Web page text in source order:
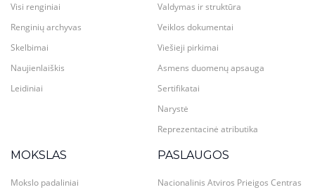
Visi renginiai
Renginių archyvas
Skelbimai
Naujienlaiškis
Leidiniai
Valdymas ir struktūra
Veiklos dokumentai
Viešieji pirkimai
Asmens duomenų apsauga
Sertifikatai
Narystė
Reprezentacinė atributika
MOKSLAS
Mokslo padaliniai
PASLAUGOS
Nacionalinis Atviros Prieigos Centras